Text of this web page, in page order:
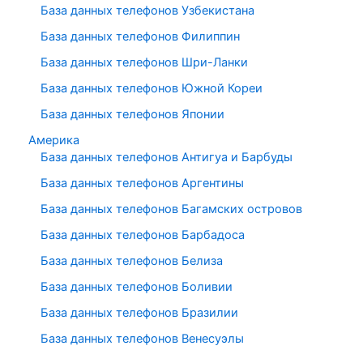
База данных телефонов Узбекистана
База данных телефонов Филиппин
База данных телефонов Шри-Ланки
База данных телефонов Южной Кореи
База данных телефонов Японии
Америка
База данных телефонов Антигуа и Барбуды
База данных телефонов Аргентины
База данных телефонов Багамских островов
База данных телефонов Барбадоса
База данных телефонов Белиза
База данных телефонов Боливии
База данных телефонов Бразилии
База данных телефонов Венесуэлы